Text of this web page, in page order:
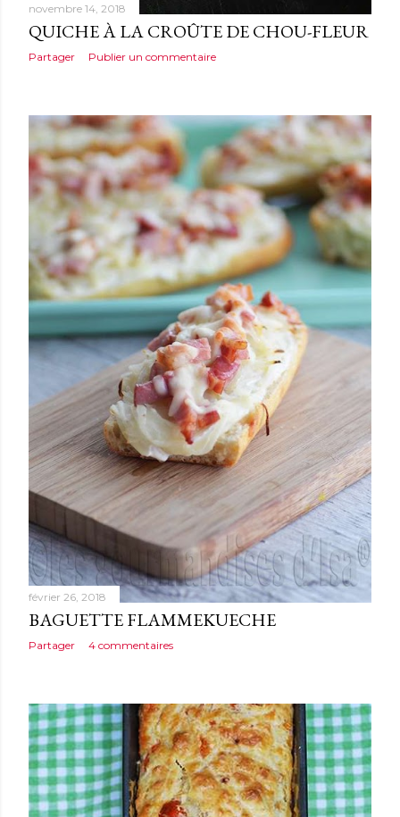
novembre 14, 2018
QUICHE À LA CROÛTE DE CHOU-FLEUR
Partager Publier un commentaire
février 26, 2018
BAGUETTE FLAMMEKUECHE
Partager 4 commentaires